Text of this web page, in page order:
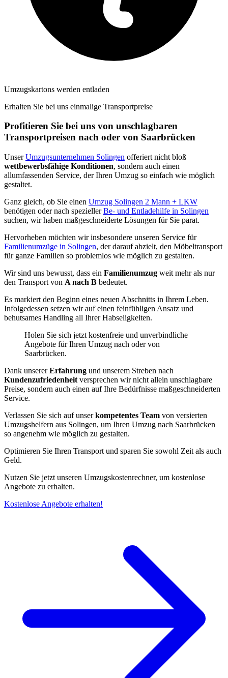
Umzugskartons werden entladen
Erhalten Sie bei uns einmalige Transportpreise
Profitieren Sie bei uns von unschlagbaren
Transportpreisen nach oder von Saarbrücken
UnserUmzugsunternehmen Solingen offeriert nicht bloß
wettbewerbsfähige Konditionen, sondern auch einen
allumfassenden Service, der Ihren Umzug so einfach wie möglich
gestaltet.
Ganz gleich, ob Sie einen Umzug Solingen 2 Mann + LKW
benötigen oder nach speziellerBe- und Entladehilfe in Solingen
suchen, wir haben maßgeschneiderte Lösungen für Sie parat.
Hervorheben möchten wir insbesondere unseren Service für
Familienumzüge in Solingen, der darauf abzielt, den Möbeltransport
für ganze Familien so problemlos wie möglich zu gestalten.
Wir sind uns bewusst, dass ein Familienumzug weit mehr als nur
den Transport von A nach B bedeutet.
Es markiert den Beginn eines neuen Abschnitts in Ihrem Leben.
Infolgedessen setzen wir auf einen feinfühligen Ansatz und
behutsames Handling all Ihrer Habseligkeiten.
Holen Sie sich jetzt kostenfreie und unverbindliche
Angebote für Ihren Umzug nach oder von
Saarbrücken.
Dank unsererErfahrung und unserem Streben nach
Kundenzufriedenheit versprechen wir nicht allein unschlagbare
Preise, sondern auch einen auf Ihre Bedürfnisse maßgeschneiderten
Service.
Verlassen Sie sich auf unserkompetentes Team von versierten
Umzugshelfern aus Solingen, um Ihren Umzug nach Saarbrücken
so angenehm wie möglich zu gestalten.
Optimieren Sie Ihren Transport und sparen Sie sowohl Zeit als auch
Geld.
Nutzen Sie jetzt unseren Umzugskostenrechner, um kostenlose
Angebote zu erhalten.
Kostenlose Angebote erhalten!